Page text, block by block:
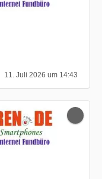
11. Juli 2026 um 14:43